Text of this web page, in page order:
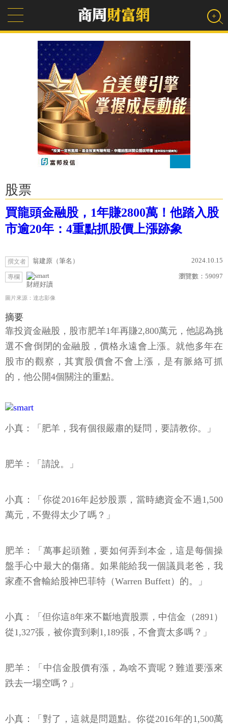
股票
買龍頭金融股，1年賺2800萬！他踏入股
市逾20年：4重點抓股價上漲跡象
撰文者 翁建原（筆名） 2024.10.15
專欄
財經好讀
瀏覽數： 59097
圖片來源：達志影像
摘要
靠投資金融股，股市肥羊1年再賺2,800萬元，他認為挑
選不會倒閉的金融股，價格永遠會上漲。就他多年在
股市的觀察，其實股價會不會上漲，是有脈絡可抓
的，他公開4個關注的重點。
小真：「肥羊，我有個很嚴肅的疑問，要請教你。」
肥羊：「請說。」
小真：「你從2016年起炒股票，當時總資金不過1,500
萬元，不覺得太少了嗎？」
肥羊：「萬事起頭難，要如何弄到本金，這是每個操
盤手心中最大的傷痛。如果能給我一個議員老爸，我
家產不會輸給股神巴菲特（Warren Buffett）的。」
小真：「但你這8年來不斷地賣股票，中信金（2891）
從1,327張，被你賣到剩1,189張，不會賣太多嗎？」
肥羊：「中信金股價有漲，為啥不賣呢？難道要漲來
跌去一場空嗎？」
小真：「對了，這就是問題點。你從2016年的1,500萬